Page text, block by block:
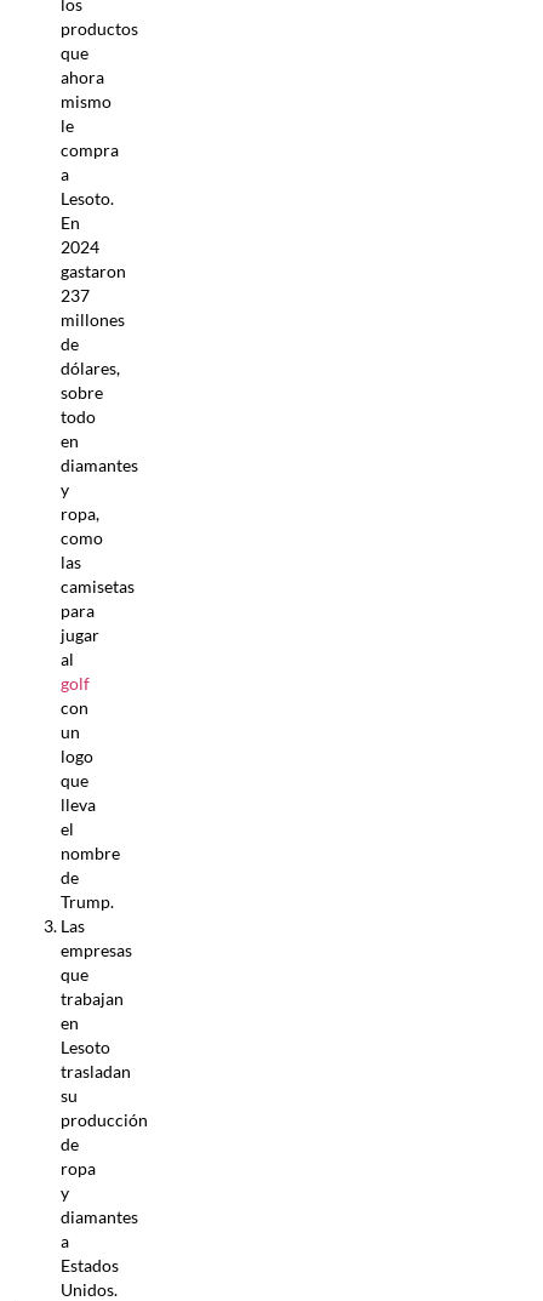
productos
que
ahora
mismo
le
compra
a
Lesoto.
En
2024
gastaron
237
millones
de
dólares,
sobre
todo
en
diamantes
y
ropa,
como
las
camisetas
para
jugar
al
golf
con
un
logo
que
lleva
el
nombre
de
Trump.
Las
empresas
que
trabajan
en
Lesoto
trasladan
su
producción
de
ropa
y
diamantes
a
Estados
Unidos.